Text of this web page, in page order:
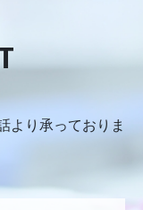
より承っておりま